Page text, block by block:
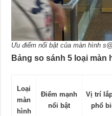
Ưu điểm nổi bật của màn hình
Bảng so sánh 5 loại màn
Loại
màn
hình
Điểm mạnh
nổi bật
Vị trí
phổ